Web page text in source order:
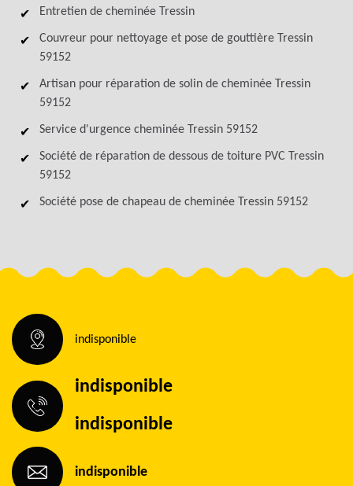
Entretien de cheminée Tressin
Couvreur pour nettoyage et pose de gouttière Tressin
59152
Artisan pour réparation de solin de cheminée Tressin
59152
Service d'urgence cheminée Tressin 59152
Société de réparation de dessous de toiture PVC Tressin
59152
Société pose de chapeau de cheminée Tressin 59152
indisponible
indisponible
indisponible
indisponible